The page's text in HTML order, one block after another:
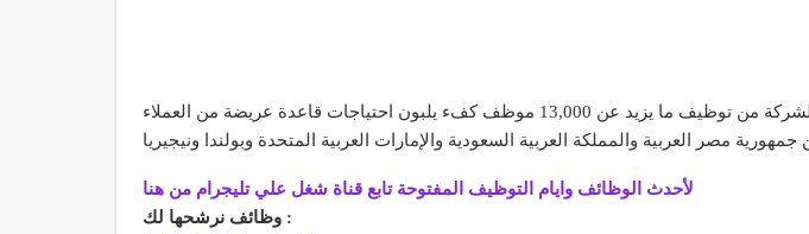
هذا وقد أُدرجت أسهم راية القابضة في البورصة المصرية منذ عام 2005؛ لما تقوم به الشركة من توظيف ما يزيد عن 13,000 موظف كفء يلبون احتياجات قاعدة عريضة من العملاء
لأحدث الوظائف وايام التوظيف المفتوحة تابع قناة شغل علي تليجرام من هنا
وظائف نرشحها لك :